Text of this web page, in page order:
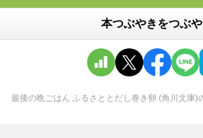
本つぶやきをつぶや
最後の晩ごはん ふるさととだし巻き卵 (角川文庫)